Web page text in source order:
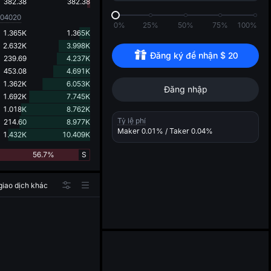
dịch khác
1.365K
1.365K
2.632K
3.998K
239.69
4.237K
453.08
4.691K
1.362K
6.053K
1.692K
7.745K
1.018K
8.762K
214.60
8.977K
1.432K 10.409K
56.7% S
0% 25% 50% 75% 100%
Đăng ký để nhận $ 20
Đăng nhập
Tỷ lệ phí
Maker 0.01% / Taker 0.04%